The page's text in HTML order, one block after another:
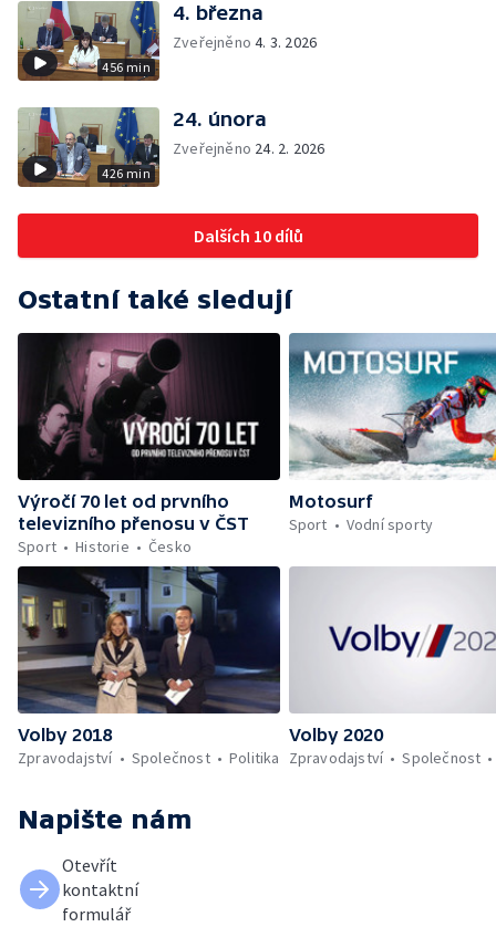
456 min
4. března
Zveřejněno4. 3. 2026
426 min
24. února
Zveřejněno 24. 2. 2026
Dalších 10 dílů
Ostatní také sledují
Výročí 70 let od prvního
televizního přenosu v ČST
Sport
Historie Česko
Motosurf
Sport
Vodní sporty
Volby 2018
Zpravodajství
Společnost Politika
Volby 2020
Zpravodajství
Společnost
Napište nám
Otevřít
kontaktní
formulář